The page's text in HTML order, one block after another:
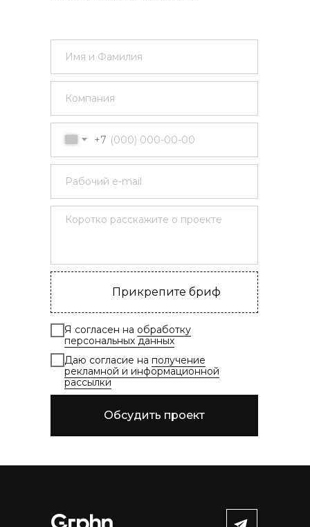
+7
Прикрепите бриф
Я согласен на обработку
персональных данных
Даю согласие на получение
рекламной и информационной
рассылки
Обсудить проект